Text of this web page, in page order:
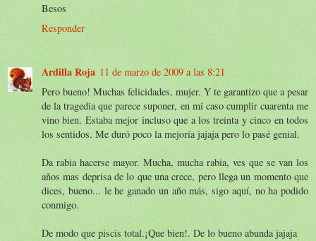
Besos
Responder
Ardilla Roja 11 de marzo de 2009 a las 8:21
Pero bueno! Muchas felicidades, mujer. Y te garantizo que a pesar
de la tragedia que parece suponer, en mi caso cumplir cuarenta me
vino bien. Estaba mejor incluso que a los treinta y cinco en todos
los sentidos. Me duró poco la mejoría jajaja pero lo pasé genial.
Da rabia hacerse mayor. Mucha, mucha rabia, ves que se van los
años mas deprisa de lo que una crece, pero llega un momento que
dices, bueno... le he ganado un año más, sigo aquí, no ha podido
conmigo.
De modo que piscis total.¡Que bien!. De lo bueno abunda jajaja